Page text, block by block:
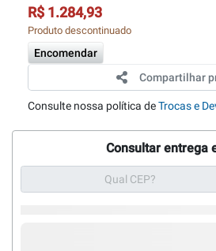
R$ 1.284,93
Produto descontinuado
Encomendar
Compartilhar
Consulte nossa política deTrocas e
Consultar entrega